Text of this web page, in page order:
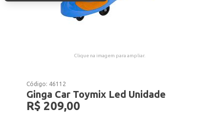
Clique na imagem para ampliar.
Código: 46112
Ginga Car Toymix Led Unidade
R$ 209,00